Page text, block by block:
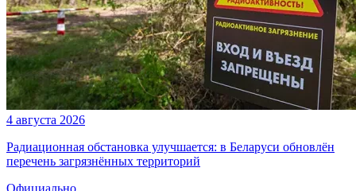
4 августа 2026
Радиационная обстановка улучшается: в Беларуси обновлён
перечень загрязнённых территорий
Официально